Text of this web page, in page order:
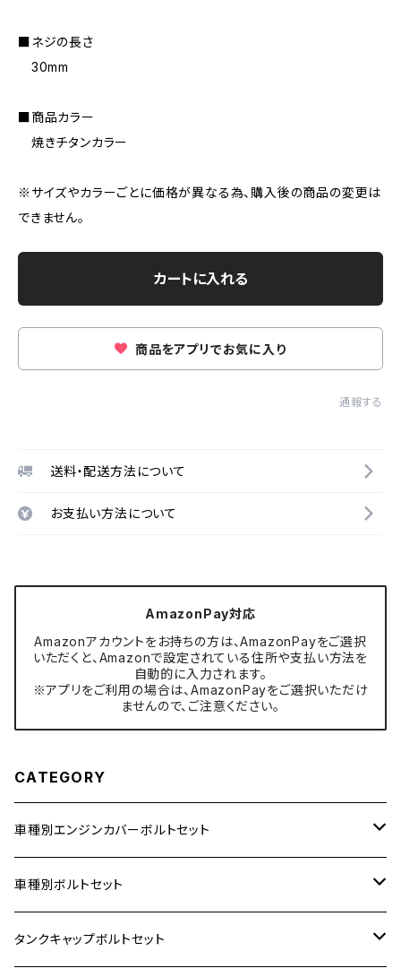
■ネジの長さ
30mm
■商品カラー
焼きチタンカラー
※サイズやカラーごとに価格が異なる為、購入後の商品の変更は
できません。
カートに入れる
商品をアプリでお気に入り
通報する
送料・配送方法について
お支払い方法について
AmazonPay対応
Amazonアカウントをお持ちの方は、AmazonPayをご選択
いただくと、Amazonで設定されている住所や支払い方法を
自動的に入力されます。
※アプリをご利用の場合は、AmazonPayをご選択いただけ
ませんので、ご注意ください。
CATEGORY
車種別エンジンカバーボルトセット
ホンダ【ステンレス】
400X
カワサキ【ステンレス】
車種別ボルトセット
KAWASAKI
タンクキャップボルトセット